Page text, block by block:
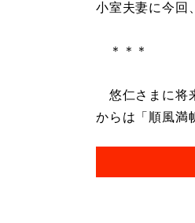
小室夫妻に今回
＊＊＊
悠仁さまに将
からは「順風満